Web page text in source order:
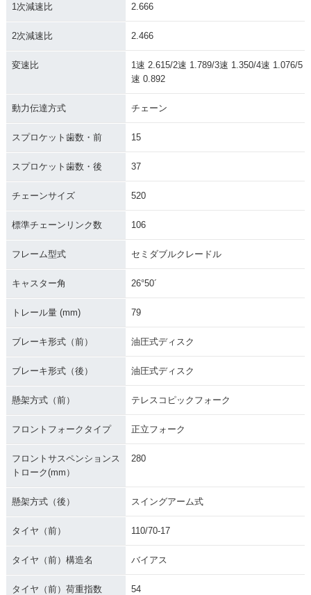
1次減速比 2.666
2次減速比 2.466
変速比
1速 2.615/2速 1.789/3速 1.350/4速 1.076/5
速 0.892
動力伝達方式 チェーン
スプロケット歯数・前 15
スプロケット歯数・後 37
チェーンサイズ 520
標準チェーンリンク数 106
フレーム型式 セミダブルクレードル
キャスター角 26°50´
トレール量 (mm) 79
ブレーキ形式（前） 油圧式ディスク
ブレーキ形式（後） 油圧式ディスク
懸架方式（前） テレスコピックフォーク
フロントフォークタイプ 正立フォーク
フロントサスペンションス
トローク(mm）
280
懸架方式（後） スイングアーム式
タイヤ（前） 110/70-17
タイヤ（前）構造名 バイアス
タイヤ（前）荷重指数 54